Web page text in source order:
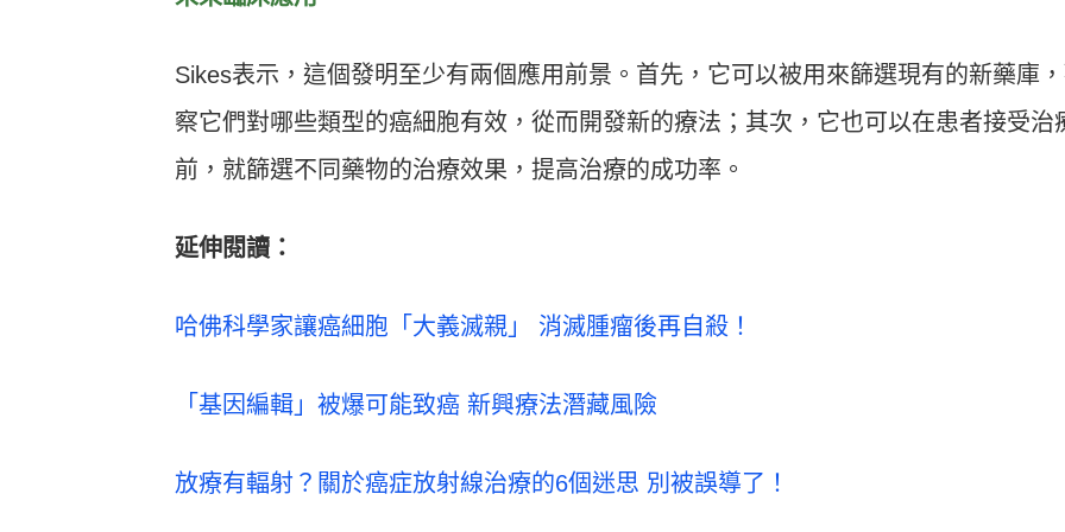
Sikes表示，這個發明至少有兩個應用前景。首先，它可以被用來篩選現有的新藥庫
察它們對哪些類型的癌細胞有效，從而開發新的療法；其次，它也可以在患者接受治
前，就篩選不同藥物的治療效果，提高治療的成功率。
延伸閱讀：
哈佛科學家讓癌細胞「大義滅親」 消滅腫瘤後再自殺！
「基因編輯」被爆可能致癌 新興療法潛藏風險
放療有輻射？關於癌症放射線治療的6個迷思 別被誤導了！